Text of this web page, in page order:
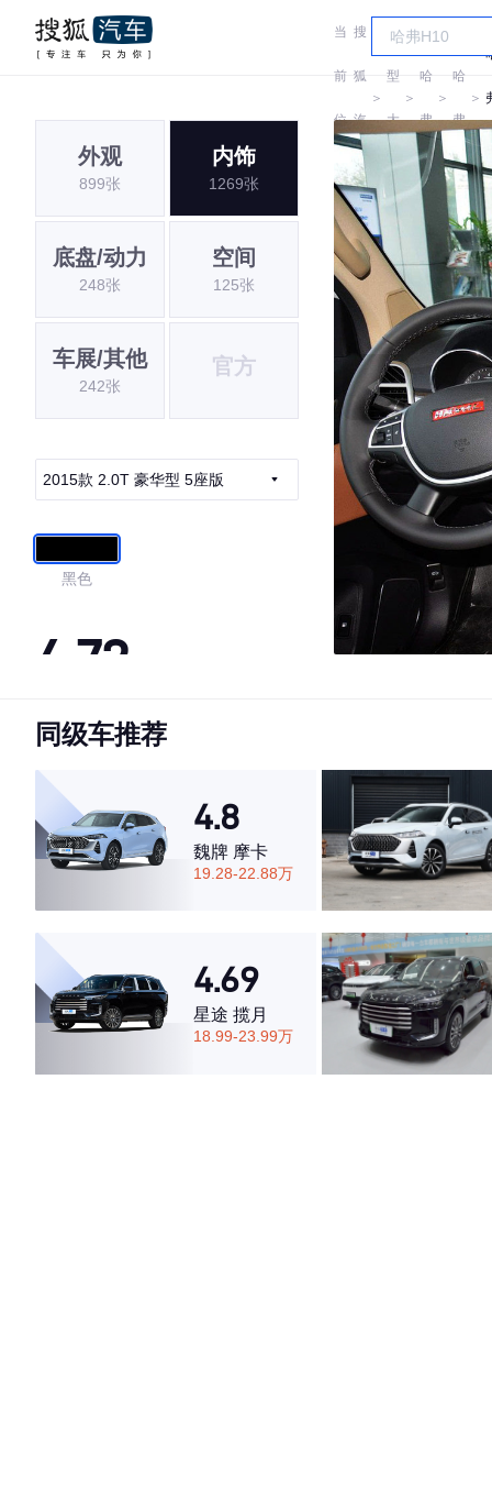
当
前
位
搜
狐
汽
车
＞
车
型
大
全
＞
哈
弗
＞
哈
弗
＞
外观
899张
内饰
1269张
底盘/动力
248张
空间
125张
车展/其他
242张
官方
2015款 2.0T 豪华型 5座版
黑色
4.72
·外观表现一般，低于52%同级车
·空间表现较为优秀，优于61%同级车
同级车推荐
4.8
魏牌 摩卡
19.28-22.88万
4.69
星途 揽月
18.99-23.99万